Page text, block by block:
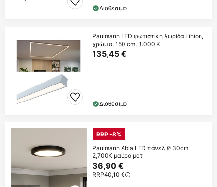
Διαθέσιμο
Paulmann LED φωτιστική λωρίδα Linion,
χρώμιο, 150 cm, 3.000 K
135,45 €
Διαθέσιμο
RRP -8%
Paulmann Abia LED πάνελ Ø 30cm
2,700K μαύρο ματ
36,90 €
RRP40,10 €